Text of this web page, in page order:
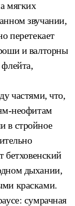
мягких
звучании,
перетекает
и валторны
частями, что,
неофитам
в стройное
бетховенский
дыхании,
красками.
сумрачная